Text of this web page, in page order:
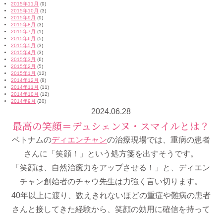
2015年11月 (9)
2015年10月 (3)
2015年9月 (9)
2015年8月 (3)
2015年7月 (1)
2015年6月 (5)
2015年5月 (3)
2015年4月 (3)
2015年3月 (6)
2015年2月 (5)
2015年1月 (12)
2014年12月 (8)
2014年11月 (11)
2014年10月 (12)
2014年9月 (20)
2024.06.28
最高の笑顔＝デュシェンヌ・スマイルとは？
ベトナムのディエンチャンの治療現場では、重病の患者
さんに「笑顔！」という処方箋を出すそうです。
「笑顔は、自然治癒力をアップさせる！」と、ディエン
チャン創始者のチャウ先生は力強く言い切ります。
40年以上に渡り、数えきれないほどの重症や難病の患者
さんと接してきた経験から、笑顔の効用に確信を持って